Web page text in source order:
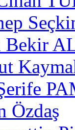
Bekir
Özdaş